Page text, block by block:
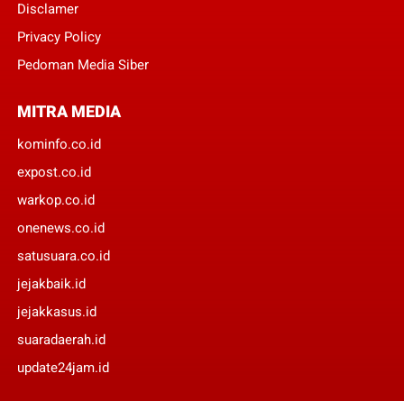
Disclamer
Privacy Policy
Pedoman Media Siber
MITRA MEDIA
kominfo.co.id
expost.co.id
warkop.co.id
onenews.co.id
satusuara.co.id
jejakbaik.id
jejakkasus.id
suaradaerah.id
update24jam.id